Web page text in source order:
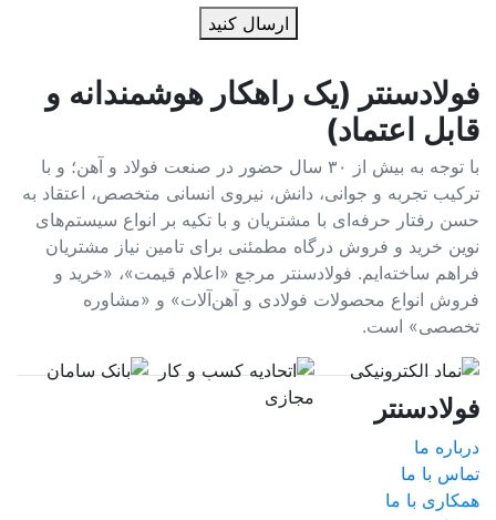
ارسال کنید
فولادسنتر (یک راهکار هوشمندانه و
قابل اعتماد)
با توجه به بیش از ۳۰ سال حضور در صنعت فولاد و آهن؛ و با
ترکیب تجربه و جوانی، دانش، نیروی انسانی متخصص، اعتقاد به
حسن رفتار حرفه‌ای با مشتریان و با تکیه بر انواع سیستم‌های
نوین خرید و فروش درگاه مطمئنی برای تامین نیاز مشتریان
فراهم ساخته‌ایم. فولادسنتر مرجع «اعلام قیمت»، «خرید و
فروش انواع محصولات فولادی و آهن‌آلات» و «مشاوره
تخصصی» است.
فولادسنتر
درباره ما
تماس با ما
همکاری با ما